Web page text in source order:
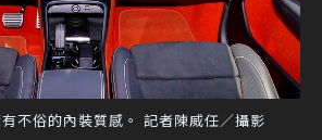
不俗的內裝質感。 記者陳威任／攝影